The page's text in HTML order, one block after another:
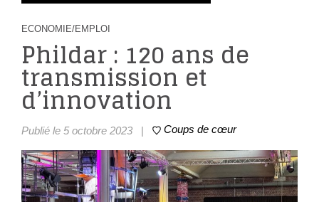
ECONOMIE/EMPLOI
Phildar : 120 ans de
transmission et
d’innovation
Publié le 5 octobre 2023 | Coups de cœur